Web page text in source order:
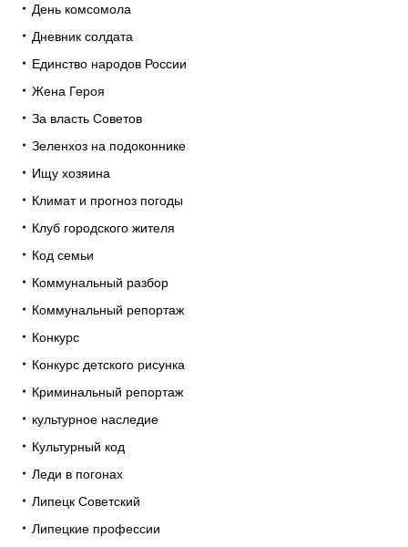
День комсомола
Дневник солдата
Единство народов России
Жена Героя
За власть Советов
Зеленхоз на подоконнике
Ищу хозяина
Климат и прогноз погоды
Клуб городского жителя
Код семьи
Коммунальный разбор
Коммунальный репортаж
Конкурс
Конкурс детского рисунка
Криминальный репортаж
культурное наследие
Культурный код
Леди в погонах
Липецк Советский
Липецкие профессии